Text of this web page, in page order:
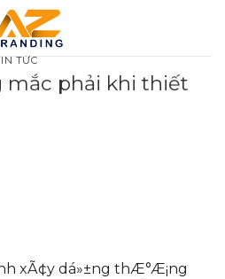
TỨC
mắc phải khi thiết
xÃ¢y dá»±ng thÆ°Æ¡ng